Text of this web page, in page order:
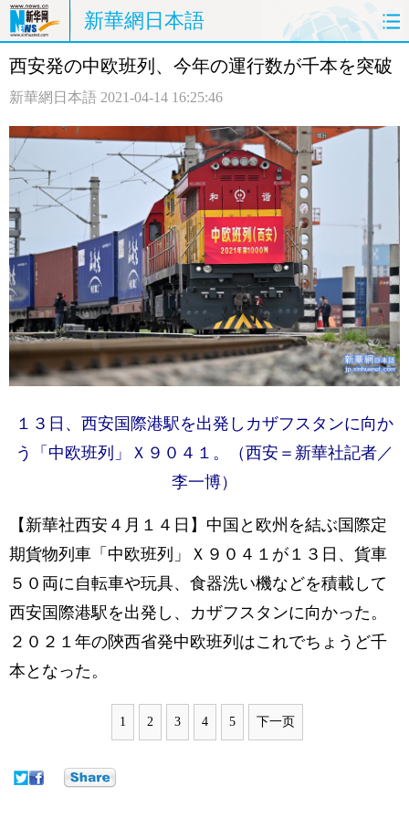
新華網日本語
ホームページ 政治 経済
評論
中日対訳
西安発の中欧班列、今年の運行数が千本を突破
新華網日本語 2021-04-14 16:25:46
１３日、西安国際港駅を出発しカザフスタンに向か
う「中欧班列」Ｘ９０４１。（西安＝新華社記者／
李一博）
【新華社西安４月１４日】中国と欧州を結ぶ国際定
期貨物列車「中欧班列」Ｘ９０４１が１３日、貨車
５０両に自転車や玩具、食器洗い機などを積載して
西安国際港駅を出発し、カザフスタンに向かった。
２０２１年の陝西省発中欧班列はこれでちょうど千
本となった。
1 2 3 4 5 下一页